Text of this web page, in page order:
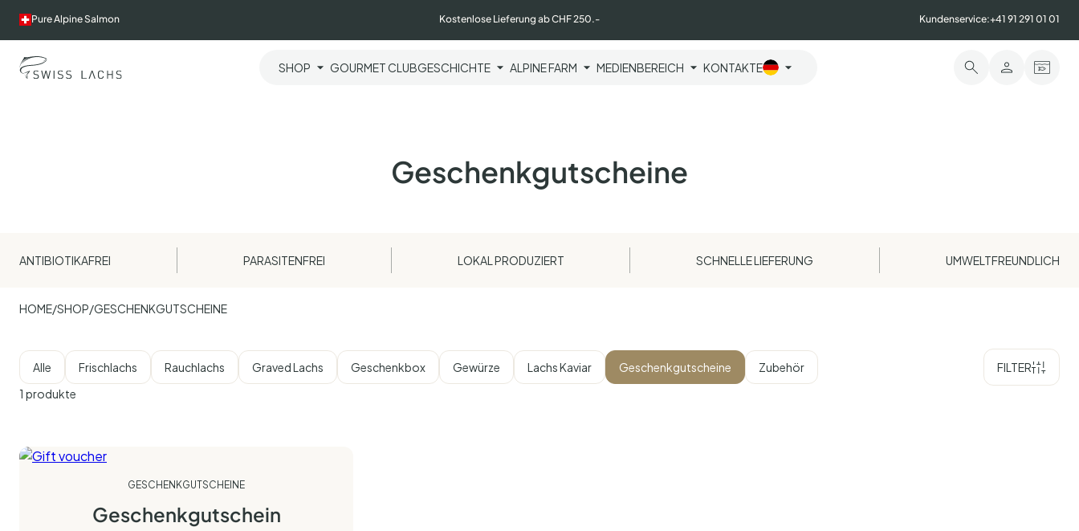
Pure Alpine Salmon Kostenlose Lieferung ab CHF 250.- Kundenservice:+41 91 291 01 01
SHOP GOURMET CLUBGESCHICHTE ALPINE FARM MEDIENBEREICH KONTAKTE
Geschenkgutscheine
ANTIBIOTIKAFREI PARASITENFREI LOKAL PRODUZIERT SCHNELLE LIEFERUNG UMWELTFREUNDLICH
HOME/SHOP/GESCHENKGUTSCHEINE
Alle Frischlachs Rauchlachs Graved Lachs Geschenkbox Gewürze Lachs Kaviar Geschenkgutscheine Zubehör
FILTER
1 produkte
GESCHENKGUTSCHEINE
Geschenkgutschein